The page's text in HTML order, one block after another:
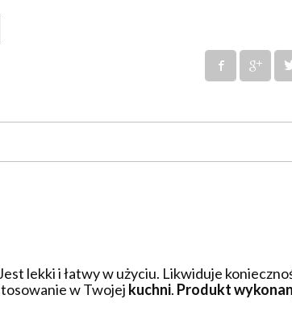
lekki i łatwy w użyciu. Likwiduje
w Twojej kuchni. Produkt